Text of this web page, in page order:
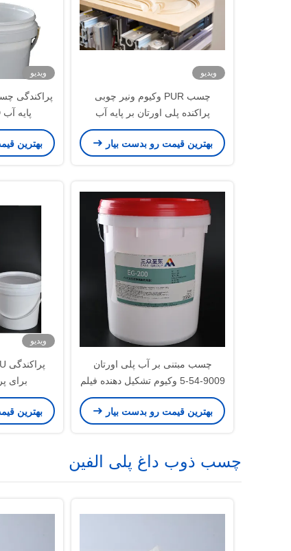
ویدیو
چسب PUR وکیوم ونیر چوبی
پراکنده پلی اورتان بر پایه آب
بهترین قیمت رو بدست بیار
ویدیو
پایه آب 3D وکیوم تشکیل
بهترین
چسب مبتنی بر آب پلی اورتان
9009-54-5 وکیوم تشکیل دهنده فیلم
PVC
بهترین قیمت رو بدست بیار
ویدیو
برای
بهترین
چسب ذوب داغ پلی الفین